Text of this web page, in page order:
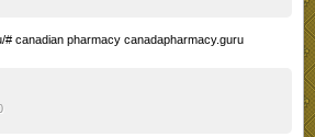
# canadian pharmacy canadapharmacy.guru